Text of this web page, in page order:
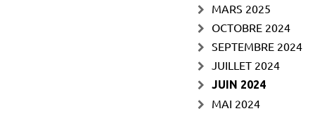
MARS 2025
OCTOBRE 2024
SEPTEMBRE 2024
JUILLET 2024
JUIN 2024
MAI 2024